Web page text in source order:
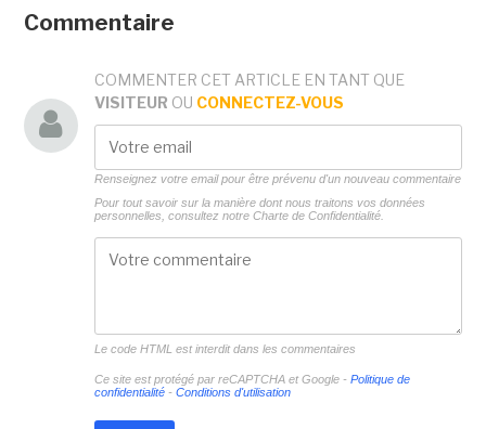
Commentaire
COMMENTER CET ARTICLE EN TANT QUE
VISITEUR OU CONNECTEZ-VOUS
Renseignez votre email pour être prévenu d'un nouveau commentaire
Pour tout savoir sur la manière dont nous traitons vos données
personnelles, consultez notre Charte de Confidentialité.
Le code HTML est interdit dans les commentaires
Ce site est protégé par reCAPTCHA et Google - Politique de
confidentialité- Conditions d'utilisation